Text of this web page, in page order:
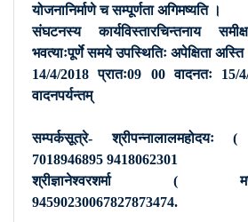
योजनानिर्माणे च सम्पूर्णता अगिमष्यति ।
संघटनस्य कार्यविस्तारचिन्तनाय
भवत्याःपूर्णे समये उपस्थितिः अपेक्षिता अस्ति
14/4/2018 प्रातः09 00 वादनतः 15/
वादनपर्यन्तम्
सम्पर्कसूत्रे- श्रीपन्नालालमहोदयः (
7018946895 9418062301
श्रीज्ञानेश्वरशर्मा (
94590230067827873474.